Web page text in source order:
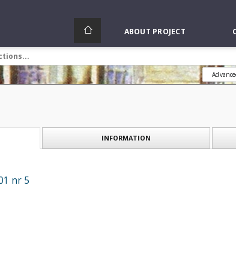
ABOUT PROJECT
INFORMATION
nr 5